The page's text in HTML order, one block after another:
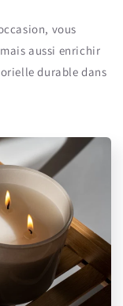
vous
aussi enrichir
durable dans